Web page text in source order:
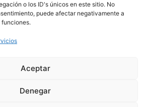
o los ID's únicos en este sitio. No
puede afectar negativamente a
Aceptar
Denegar